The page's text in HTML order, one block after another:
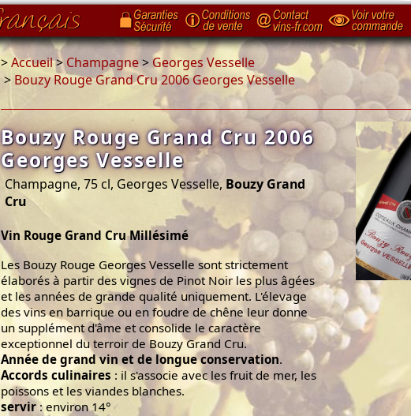
>Accueil>Champagne> Georges Vesselle
> Bouzy Rouge Grand Cru 2006 Georges Vesselle
Bouzy Rouge Grand Cru 2006
Georges Vesselle
Champagne, 75 cl, Georges Vesselle, Bouzy Grand
Cru
Vin Rouge Grand Cru Millésimé
Les Bouzy Rouge Georges Vesselle sont strictement
élaborés à partir des vignes de Pinot Noir les plus âgées
et les années de grande qualité uniquement. L'élevage
des vins en barrique ou en foudre de chêne leur donne
un supplément d'âme et consolide le caractère
exceptionnel du terroir de Bouzy Grand Cru.
Année de grand vin et de longue conservation.
Accords culinaires : il s'associe avec les fruit de mer, les
poissons et les viandes blanches.
servir : environ 14°